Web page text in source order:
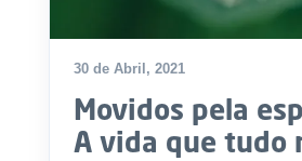
30 de Abril, 2021
Movidos pela
A vida que tudo